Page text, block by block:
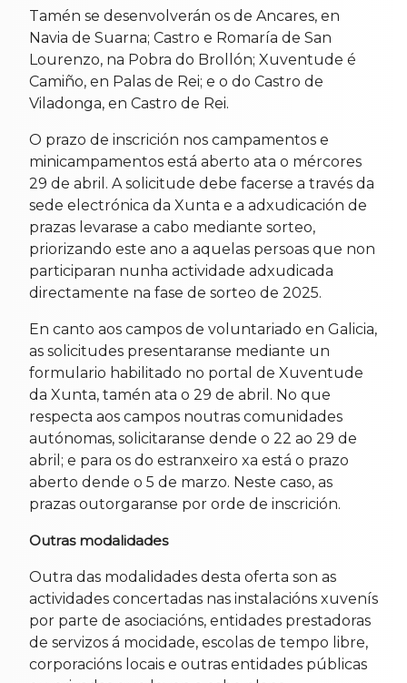
Tamén se desenvolverán os de Ancares, en
Navia de Suarna; Castro e Romaría de San
Lourenzo, na Pobra do Brollón; Xuventude é
Camiño, en Palas de Rei; e o do Castro de
Viladonga, en Castro de Rei.
O prazo de inscrición nos campamentos e
minicampamentos está aberto ata o mércores
29 de abril. A solicitude debe facerse a través da
sede electrónica da Xunta e a adxudicación de
prazas levarase a cabo mediante sorteo,
priorizando este ano a aquelas persoas que non
participaran nunha actividade adxudicada
directamente na fase de sorteo de 2025.
En canto aos campos de voluntariado en Galicia,
as solicitudes presentaranse mediante un
formulario habilitado no portal de Xuventude
da Xunta, tamén ata o 29 de abril. No que
respecta aos campos noutras comunidades
autónomas, solicitaranse dende o 22 ao 29 de
abril; e para os do estranxeiro xa está o prazo
aberto dende o 5 de marzo. Neste caso, as
prazas outorgaranse por orde de inscrición.
Outras modalidades
Outra das modalidades desta oferta son as
actividades concertadas nas instalacións xuvenís
por parte de asociacións, entidades prestadoras
de servizos á mocidade, escolas de tempo libre,
corporacións locais e outras entidades públicas